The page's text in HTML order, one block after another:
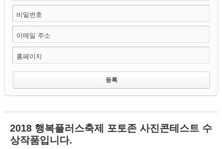
비밀번호
이메일 주소
홈페이지
2018 행복플러스축제 포토존 사진콘테스트 수
상작품입니다.